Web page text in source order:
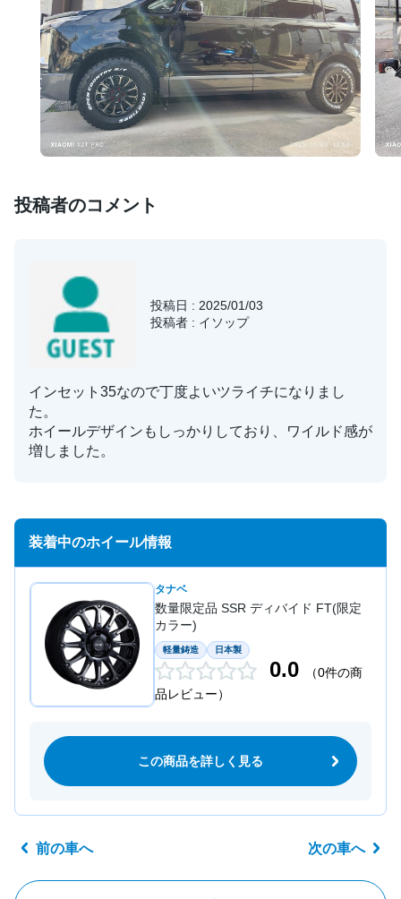
投稿者のコメント
投稿日 : 2025/01/03
投稿者 : イソップ
インセット35なので丁度よいツライチになりまし
た。
ホイールデザインもしっかりしており、ワイルド感が
増しました。
装着中のホイール情報
タナベ
数量限定品 SSR ディバイド FT(限定
カラー)
軽量鋳造 日本製
0.0
（0件の商
品レビュー）
この商品を詳しく見る
前の車へ 次の車へ